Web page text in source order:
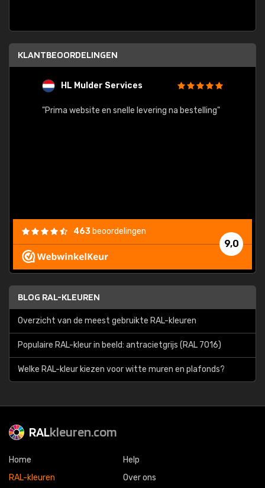
KLANTBEOORDELINGEN
HL Mulder Services
"Prima website en snelle levering na bestelling"
9,0
463 beoordelingen
BLOG RAL-KLEUREN
Overzicht van de meest gebruikte RAL-kleuren
Populaire RAL-kleur in beeld: antracietgrijs (RAL 7016)
Welke RAL-kleur kiezen voor witte muren en plafonds?
RALkleuren.com
Home
RAL-kleuren
Help
Over ons